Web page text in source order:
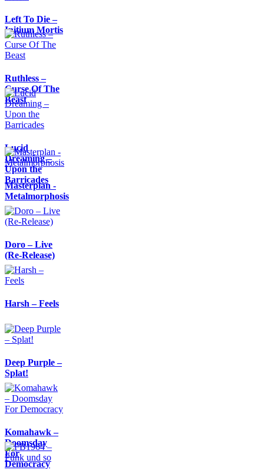
Left To Die –
Initium Mortis
Ruthless –
Curse Of The
Beast
Lucid
Dreaming –
Upon the
Barricades
Masterplan -
Metalmorphosis
Doro – Live
(Re-Release)
Harsh – Feels
Deep Purple –
Splat!
Komahawk –
Doomsday
For
Democracy